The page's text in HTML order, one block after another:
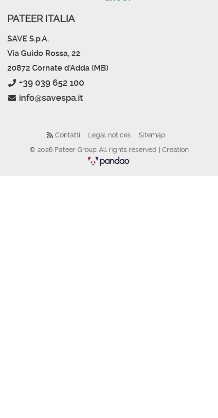
PATEER ITALIA
SAVE S.p.A.
Via Guido Rossa, 22
20872 Cornate d’Adda (MB)
+39 039 652 100
info@savespa.it
Contatti Legal notices
Sitemap
© 2026 Pateer Group All rights reserved | Creation